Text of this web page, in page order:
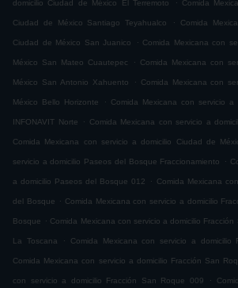
domicilio Ciudad de México El Terremoto Comida
Ciudad de México Santiago Teyahualco . Comida
Ciudad de México San Juanico . Comida Mexicana con
México San Mateo Cuautepec . Comida Mexicana con
México San Antonio Xahuento . Comida Mexicana con
México Bello Horizonte . Comida Mexicana con servicio
INFONAVIT Norte . Comida Mexicana con servicio a
Comida Mexicana con servicio a domicilio Ciudad de
servicio a domicilio Paseos del Bosque Fraccionamiento .
a domicilio Paseos del Bosque 012 . Comida Mexicana
del Bosque . Comida Mexicana con servicio a domicilio
Bosque . Comida Mexicana con servicio a domicilio
La Toscana . Comida Mexicana con servicio a domicilio
Comida Mexicana con servicio a domicilio Fracción San
con servicio a domicilio Fracción San Roque 009 .